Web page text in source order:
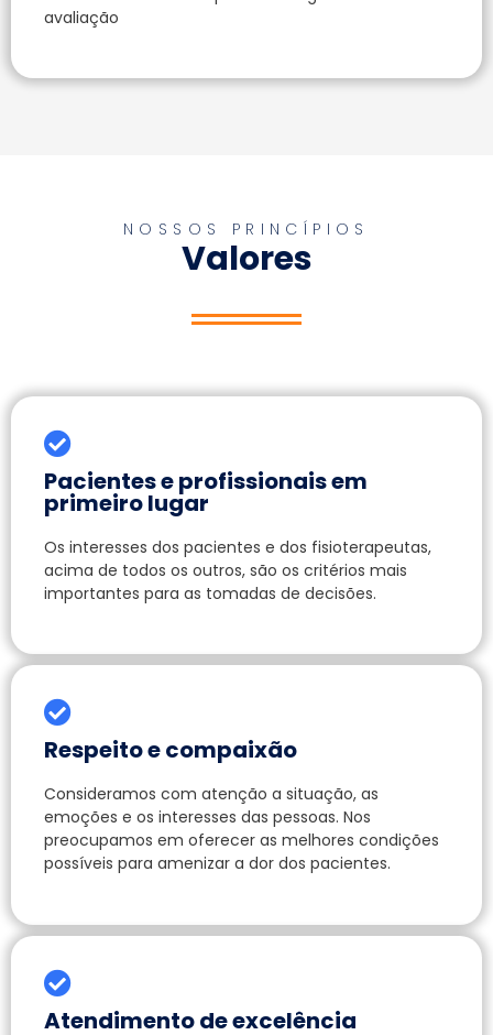
avaliação
NOSSOS PRINCÍPIOS
Valores
Pacientes e profissionais em
primeiro lugar
Os interesses dos pacientes e dos fisioterapeutas,
acima de todos os outros, são os critérios mais
importantes para as tomadas de decisões.
Respeito e compaixão
Consideramos com atenção a situação, as
emoções e os interesses das pessoas. Nos
preocupamos em oferecer as melhores condições
possíveis para amenizar a dor dos pacientes.
Atendimento de excelência